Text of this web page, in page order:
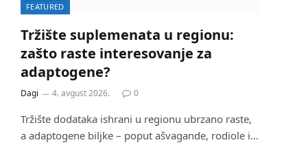
FEATURED
Tržište suplemenata u regionu:
zašto raste interesovanje za
adaptogene?
Dagi 4. avgust 2026. 0
Tržište dodataka ishrani u regionu ubrzano raste,
a adaptogene biljke – poput ašvagande, rodiole i…